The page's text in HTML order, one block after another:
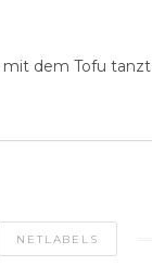
mit dem Tofu tanzt
NETLABELS